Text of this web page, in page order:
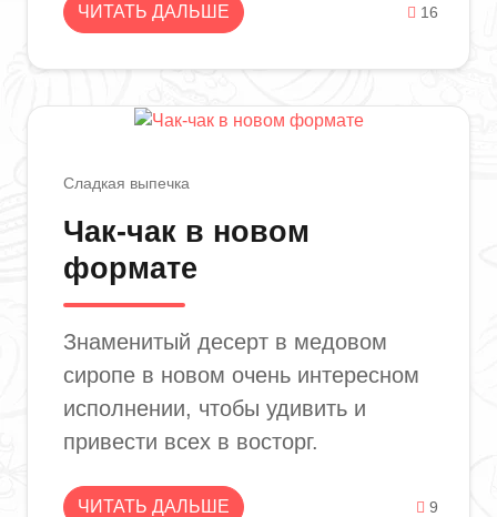
ЧИТАТЬ ДАЛЬШЕ 16
Сладкая выпечка
Чак-чак в новом
формате
Знаменитый десерт в медовом
сиропе в новом очень интересном
исполнении, чтобы удивить и
привести всех в восторг.
ЧИТАТЬ ДАЛЬШЕ 9